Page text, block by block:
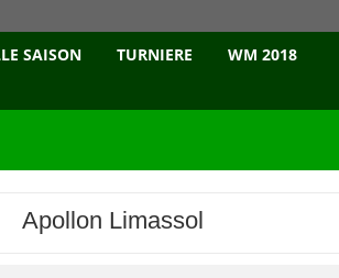
SAISON TURNIERE WM 2018
Apollon Limassol